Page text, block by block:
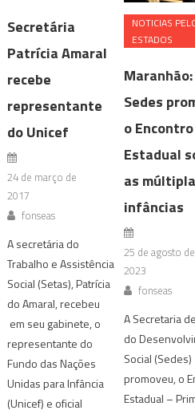
Secretária
Patrícia Amaral
recebe
representante
do Unicef
24 de março de
2017
fonseas
A secretária do
Trabalho e Assistência
Social (Setas), Patrícia
do Amaral, recebeu
em seu gabinete, o
representante do
Fundo das Nações
Unidas para Infância
(Unicef) e oficial
NOTICIAS
ESTADOS
Maranhão:
Sedes
o Encontro
Estadual
as
infâncias
25 de agosto de
2023
fonseas
A Secretaria
do
Social (Sedes)
promoveu, o
Estadual –